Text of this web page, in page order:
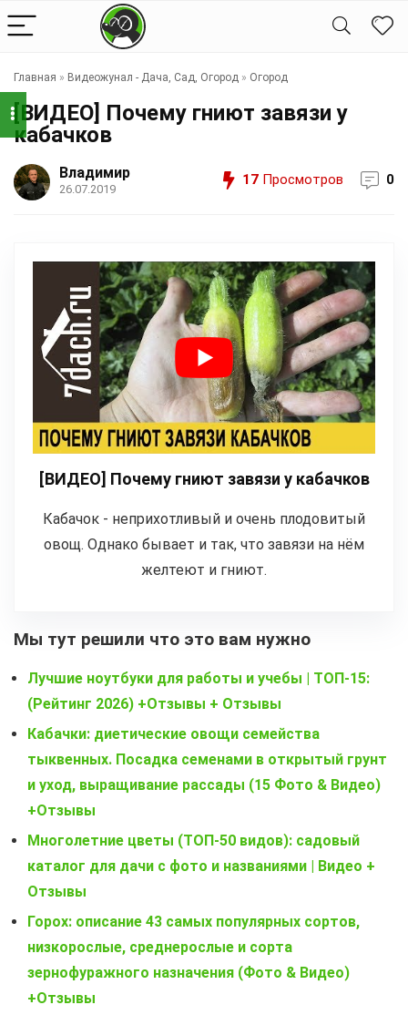
Главная » Видеожунал - Дача, Сад, Огород » Огород
[ВИДЕО] Почему гниют завязи у
кабачков
Владимир
26.07.2019
17 Просмотров 0
[ВИДЕО] Почему гниют завязи у кабачков
Кабачок - неприхотливый и очень плодовитый
овощ. Однако бывает и так, что завязи на нём
желтеют и гниют.
Мы тут решили что это вам нужно
Лучшие ноутбуки для работы и учебы | ТОП-15:
(Рейтинг 2026) +Отзывы + Отзывы
Кабачки: диетические овощи семейства
тыквенных. Посадка семенами в открытый грунт
и уход, выращивание рассады (15 Фото & Видео)
+Отзывы
Многолетние цветы (ТОП-50 видов): садовый
каталог для дачи с фото и названиями | Видео +
Отзывы
Горох: описание 43 самых популярных сортов,
низкорослые, среднерослые и сорта
зернофуражного назначения (Фото & Видео)
+Отзывы